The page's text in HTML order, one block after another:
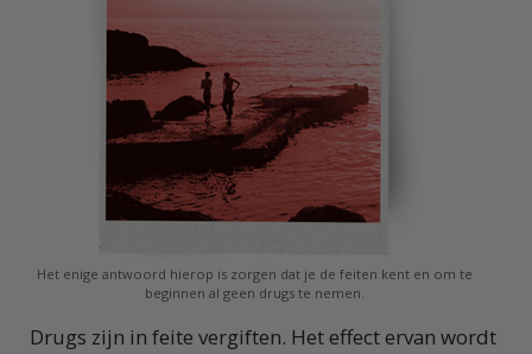
Het enige antwoord hierop is zorgen dat je de feiten kent en om te
beginnen al geen drugs te nemen.
Drugs zijn in feite vergiften. Het effect ervan wordt